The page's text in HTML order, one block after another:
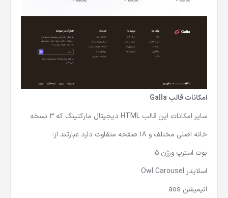
امکانات قالب Galla
سایر امکانات این قالب HTML دیجیتال مارکتینگ
که 3 نسخه
خانه اصلی مختلف و 18 صفحه متفاوت دارد عبارتند از:
بوت استرپ ورژن 5
اسلایدر Owl Carousel
انیمیشن aos